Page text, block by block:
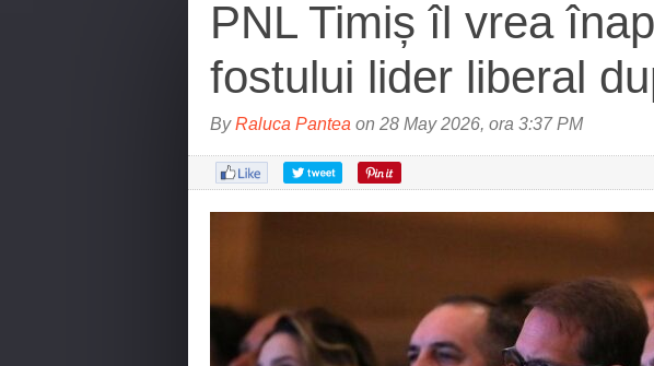
ANINA
BOCŞA
ORAVIȚA
OȚELU ROŞU
SOCIAL
PNL Timiș îl vrea
fostului lider liberal
ByRaluca Pantea on 28 May 2026, ora 3:37 PM